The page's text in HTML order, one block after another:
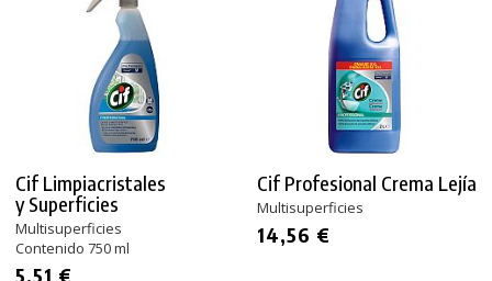
PRODUCTO AÑADIDO AL CARRITO
Cif Limpiacristales
y Superficies
Multisuperficies
Contenido 750 ml
5,51 €
Cif Profesional Crema Lejía
Multisuperficies
14,56 €